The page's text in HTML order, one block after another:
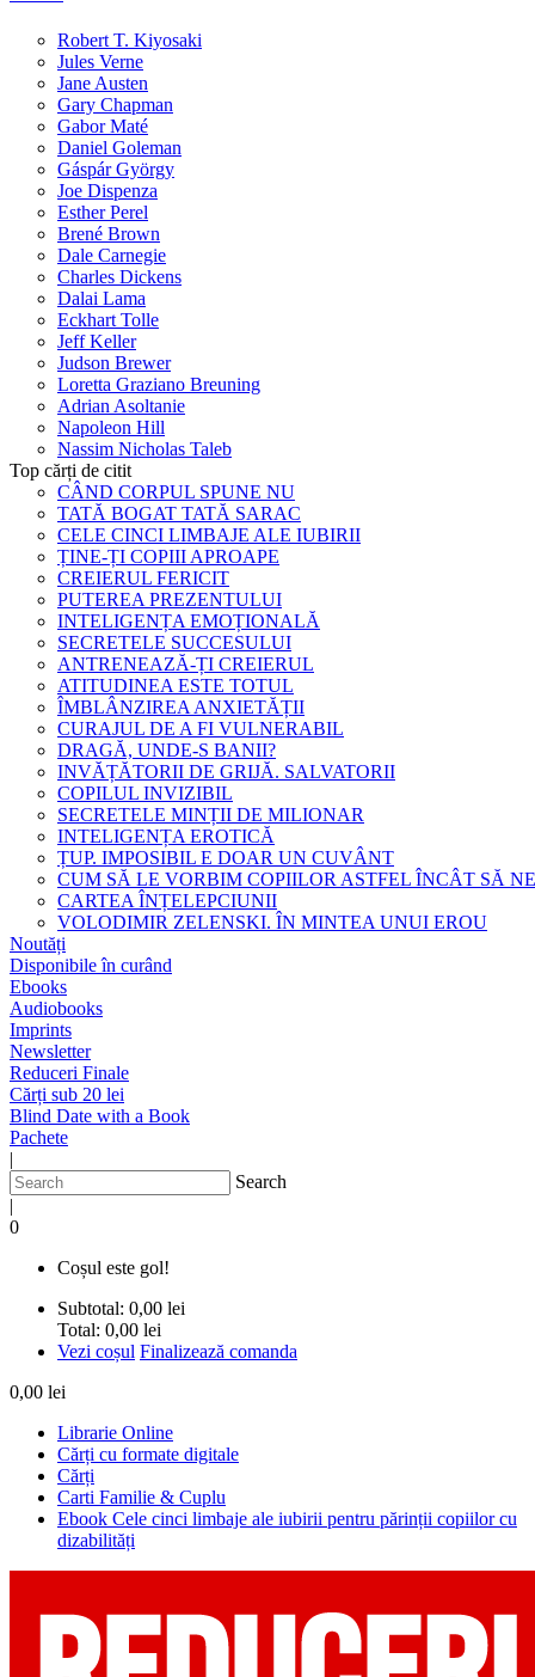
Robert T. Kiyosaki
Jules Verne
Jane Austen
Gary Chapman
Gabor Maté
Daniel Goleman
Gáspár György
Joe Dispenza
Esther Perel
Brené Brown
Dale Carnegie
Charles Dickens
Dalai Lama
Eckhart Tolle
Jeff Keller
Judson Brewer
Loretta Graziano Breuning
Adrian Asoltanie
Napoleon Hill
Nassim Nicholas Taleb
Top cărți de citit
CÂND CORPUL SPUNE NU
TATĂ BOGAT TATĂ SARAC
CELE CINCI LIMBAJE ALE IUBIRII
ȚINE-ȚI COPIII APROAPE
CREIERUL FERICIT
PUTEREA PREZENTULUI
INTELIGENȚA EMOȚIONALĂ
SECRETELE SUCCESULUI
ANTRENEAZĂ-ȚI CREIERUL
ATITUDINEA ESTE TOTUL
ÎMBLÂNZIREA ANXIETĂȚII
CURAJUL DE A FI VULNERABIL
DRAGĂ, UNDE-S BANII?
INVĂȚĂTORII DE GRIJĂ. SALVATORII
COPILUL INVIZIBIL
SECRETELE MINȚII DE MILIONAR
INTELIGENȚA EROTICĂ
ȚUP. IMPOSIBIL E DOAR UN CUVÂNT
CUM SĂ LE VORBIM COPIILOR ASTFEL ÎNCÂT SĂ
CARTEA ÎNȚELEPCIUNII
VOLODIMIR ZELENSKI. ÎN MINTEA UNUI EROU
Noutăți
Disponibile în curând
Ebooks
Audiobooks
Imprints
Newsletter
Reduceri Finale
Cărți sub 20 lei
Blind Date with a Book
Pachete
|
Search
|
0
Coșul este gol!
Subtotal: 0,00 lei
Total: 0,00 lei
Vezi coșul Finalizează comanda
0,00 lei
Librarie Online
Cărți cu formate digitale
Cărți
Carti Familie & Cuplu
Ebook Cele cinci limbaje ale iubirii pentru părinții copiilor cu
dizabilități